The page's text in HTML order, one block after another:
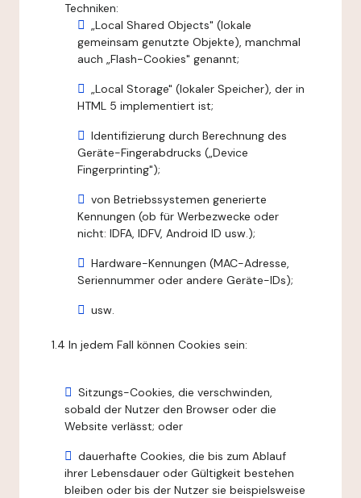
Techniken:
„Local Shared Objects" (lokale
gemeinsam genutzte Objekte), manchmal
auch „Flash-Cookies" genannt;
„Local Storage" (lokaler Speicher), der in
HTML 5 implementiert ist;
Identifizierung durch Berechnung des
Geräte-Fingerabdrucks („Device
Fingerprinting");
von Betriebssystemen generierte
Kennungen (ob für Werbezwecke oder
nicht: IDFA, IDFV, Android ID usw.);
Hardware-Kennungen (MAC-Adresse,
Seriennummer oder andere Geräte-IDs);
usw.
1.4 In jedem Fall können Cookies sein:
Sitzungs-Cookies, die verschwinden,
sobald der Nutzer den Browser oder die
Website verlässt; oder
dauerhafte Cookies, die bis zum Ablauf
ihrer Lebensdauer oder Gültigkeit bestehen
bleiben oder bis der Nutzer sie beispielsweise